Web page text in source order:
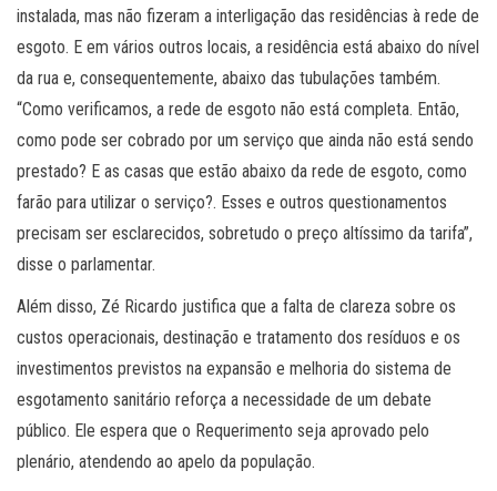
instalada, mas não fizeram a interligação das residências à rede de
esgoto. E em vários outros locais, a residência está abaixo do nível
da rua e, consequentemente, abaixo das tubulações também.
“Como verificamos, a rede de esgoto não está completa. Então,
como pode ser cobrado por um serviço que ainda não está sendo
prestado? E as casas que estão abaixo da rede de esgoto, como
farão para utilizar o serviço?. Esses e outros questionamentos
precisam ser esclarecidos, sobretudo o preço altíssimo da tarifa”,
disse o parlamentar.
Além disso, Zé Ricardo justifica que a falta de clareza sobre os
custos operacionais, destinação e tratamento dos resíduos e os
investimentos previstos na expansão e melhoria do sistema de
esgotamento sanitário reforça a necessidade de um debate
público. Ele espera que o Requerimento seja aprovado pelo
plenário, atendendo ao apelo da população.